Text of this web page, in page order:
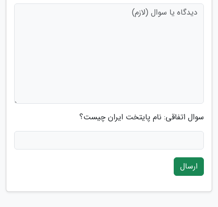
سوال اتفاقی: نام پایتخت ایران چیست؟
ارسال